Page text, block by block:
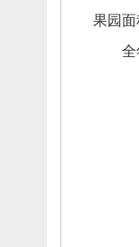
果园面
全